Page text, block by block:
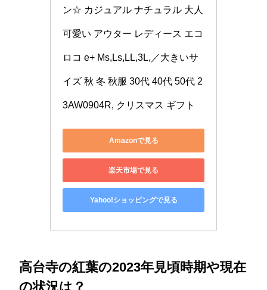
ン☆ カジュアル ナチュラル 大人
可愛い アウター レディース エコ
ロコ e+ Ms,Ls,LL,3L,／大きいサ
イズ 秋 冬 秋服 30代 40代 50代 2
3AW0904R, クリスマス ギフト
Amazonで見る
楽天市場で見る
Yahoo!ショッピングで見る
高台寺の紅葉の2023年見頃時期や現在
の状況は？